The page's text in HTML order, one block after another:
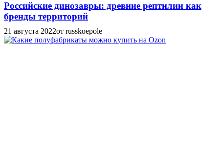
Российские динозавры: древние рептилии как
бренды территорий
21 августа 2022от russkoepole